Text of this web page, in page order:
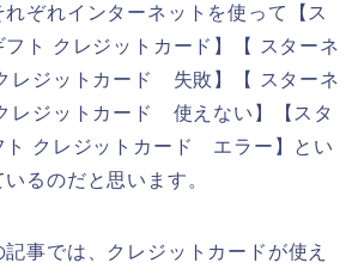
ぞれインターネットを使って【ス
フト クレジットカード】【 スターネ
レジットカード 失敗】【 スターネ
レジットカード 使えない】【スタ
ト クレジットカード エラー】とい
るのだと思います。
事では、クレジットカードが使え